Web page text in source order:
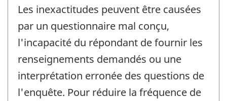
Les inexactitudes peuvent être causées
par un questionnaire mal conçu,
l'incapacité du répondant de fournir les
renseignements demandés ou une
interprétation erronée des questions de
l'enquête. Pour réduire la fréquence de